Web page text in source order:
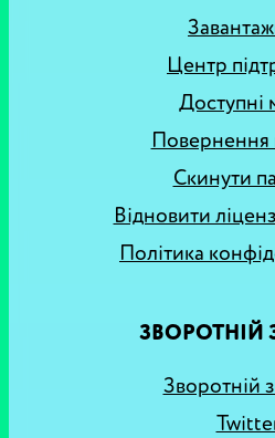
Центр
Доступні
Повернення
Скинути
Відновити
Політика
ЗВОРОТНІЙ
Зворотній